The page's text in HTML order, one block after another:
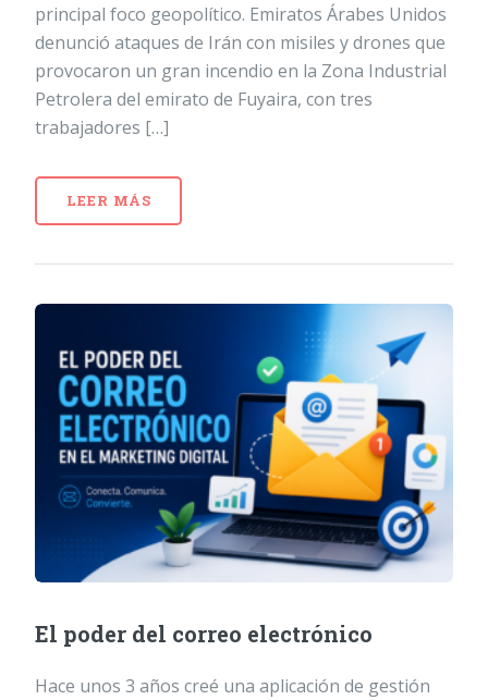
principal foco geopolítico. Emiratos Árabes Unidos
denunció ataques de Irán con misiles y drones que
provocaron un gran incendio en la Zona Industrial
Petrolera del emirato de Fuyaira, con tres
trabajadores […]
LEER MÁS
El poder del correo electrónico
Hace unos 3 años creé una aplicación de gestión